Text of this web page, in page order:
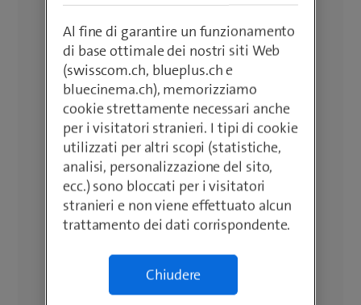
Al fine di garantire un funzionamento
di base ottimale dei nostri siti Web
(swisscom.ch, blueplus.ch e
bluecinema.ch), memorizziamo
cookie strettamente necessari anche
per i visitatori stranieri. I tipi di cookie
utilizzati per altri scopi (statistiche,
analisi, personalizzazione del sito,
ecc.) sono bloccati per i visitatori
stranieri e non viene effettuato alcun
trattamento dei dati corrispondente.
Chiudere